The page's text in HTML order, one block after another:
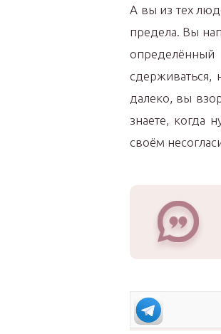
А вы из тех
предела. Вы
сдерживаться,
далеко, вы
знаете, когда
своём